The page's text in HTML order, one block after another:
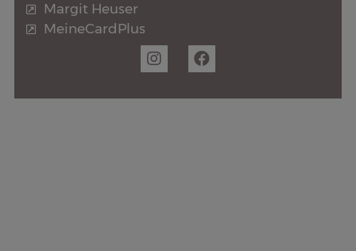
Margit Heuser
MeineCardPlus